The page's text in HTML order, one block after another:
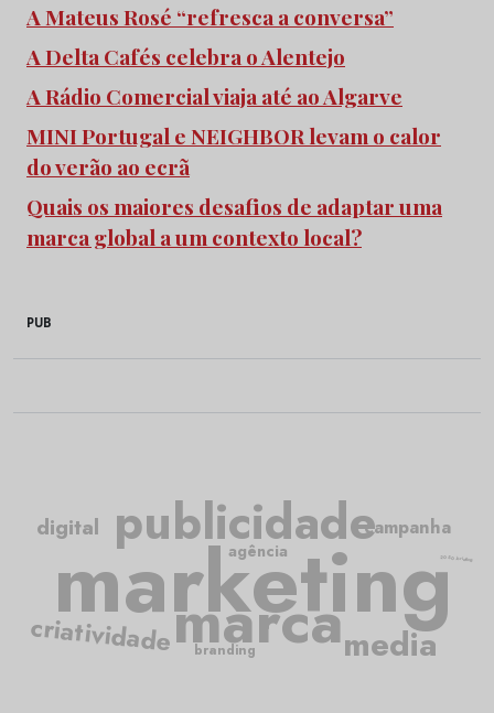
A Mateus Rosé “refresca a conversa”
A Delta Cafés celebra o Alentejo
A Rádio Comercial viaja até ao Algarve
MINI Portugal e NEIGHBOR levam o calor
do verão ao ecrã
Quais os maiores desafios de adaptar uma
marca global a um contexto local?
PUB
marketing
publicidade
marca
criatividade
campanha
media
agência
digital
2050.briefing
branding